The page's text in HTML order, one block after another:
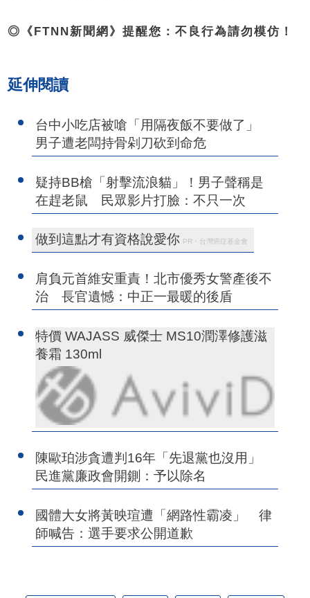
◎《FTNN新聞網》提醒您：不良行為請勿模仿！
延伸閱讀
台中小吃店被嗆「用隔夜飯不要做了」
男子遭老闆持骨剁刀砍到命危
疑持BB槍「射擊流浪貓」！男子聲稱是
在趕老鼠 民眾影片打臉：不只一次
做到這點才有資格說愛你 PR・台灣癌症基金會
肩負元首維安重責！北市優秀女警產後不
治 長官遺憾：中正一最暖的後盾
特價 WAJASS 威傑士 MS10潤澤修護滋
養霜 130ml
陳歐珀涉貪遭判16年「先退黨也沒用」
民進黨廉政會開鍘：予以除名
國體大女將黃映瑄遭「網路性霸凌」 律
師喊告：選手要求公開道歉